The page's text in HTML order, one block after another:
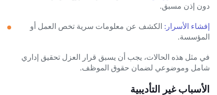
دون إذن مسبق.
إفشاء الأسرار: الكشف عن معلومات سرية تخص العمل أو
المؤسسة.
في مثل هذه الحالات، يجب أن يسبق قرار العزل تحقيق إداري
شامل وموضوعي لضمان حقوق الموظف.
الأسباب غير التأديبية